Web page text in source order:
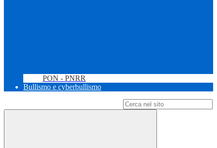
PON - PNRR
Bullismo e cyberbullismo